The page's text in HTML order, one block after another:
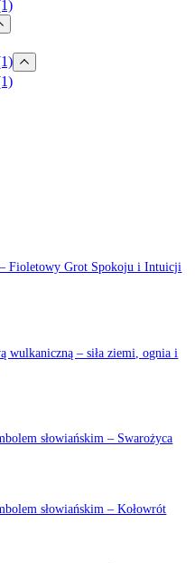
Fioletowy Grot Spokoju i Intuicji
wulkaniczną – siła ziemi, ognia i
słowiańskim – Swarożyca
słowiańskim – Kołowrót